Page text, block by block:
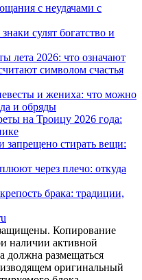
с неудачами с
сулят богатство и
лета 2026: что означают
символом счастья
и жениха: что можно
и обряды
на Троицу 2026 года:
запрещено стирать вещи:
через плечо: откуда
брака: традиции,
Копирование
наличии активной
должна размещаться
оригинальный